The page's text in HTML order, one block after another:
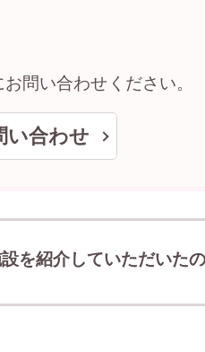
問い合わせください。
い合わせ
を紹介していただいた